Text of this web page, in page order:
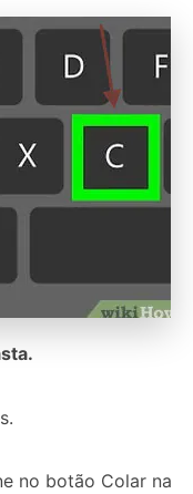
no botão Colar na